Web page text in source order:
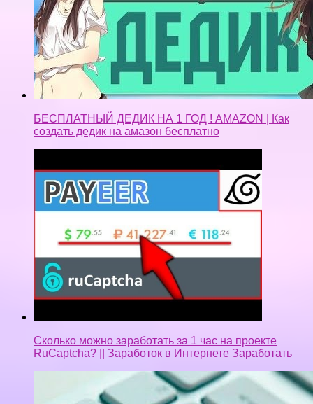
БЕСПЛАТНЫЙ ДЕДИК НА 1 ГОД ! AMAZON | Как
создать дедик на амазон бесплатно
Сколько можно заработать за 1 час на проекте
RuCaptcha? || Заработок в Интернете Заработать